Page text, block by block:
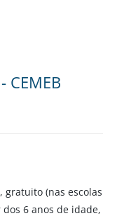
CEMEB
(nas escolas
6 anos de idade,